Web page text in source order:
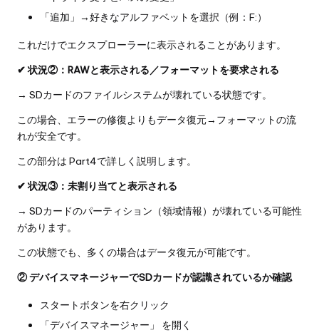
「追加」→好きなアルファベットを選択（例：F:）
これだけでエクスプローラーに表示されることがあります。
✔ 状況②：RAWと表示される／フォーマットを要求される
→ SDカードのファイルシステムが壊れている状態です。
この場合、エラーの修復よりもデータ復元→フォーマットの流
れが安全です。
この部分は Part4で詳しく説明します。
✔ 状況③：未割り当てと表示される
→ SDカードのパーティション（領域情報）が壊れている可能性
があります。
この状態でも、多くの場合はデータ復元が可能です。
② デバイスマネージャーでSDカードが認識されているか確認
スタートボタンを右クリック
「デバイスマネージャー」 を開く